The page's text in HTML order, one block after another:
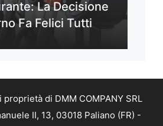
La Decisione
Fa Felici Tutti
di DMM COMPANY SRL
II, 13, 03018 Paliano (FR) -